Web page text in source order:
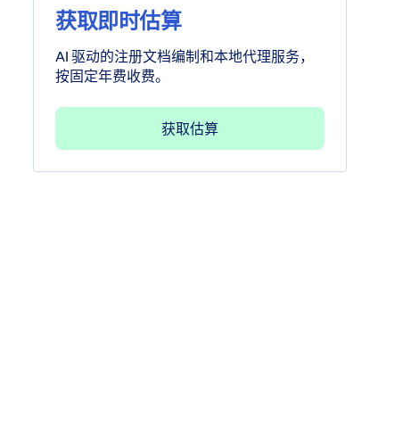
获取即时估算
AI 驱动的注册文档编制和本地代理服务，
按固定年费收费。
获取估算